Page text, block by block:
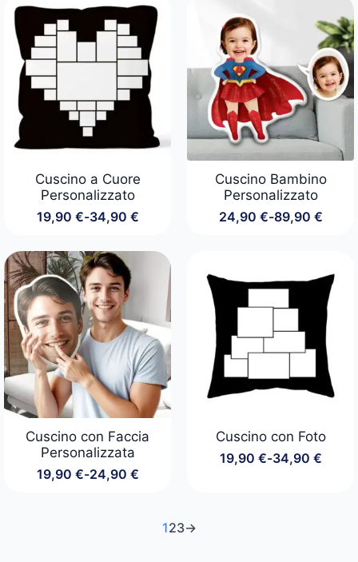
da
19,90 €
a
34,90 €
19,90 €
34,90 €
Cuscino a Cuore
Personalizzato
19,90 €-34,90 €
Fascia
prezzo:
da
19,90 €
a
34,90 €
Cuscino Bambino
Personalizzato
24,90 €-89,90 €
Fascia
24,90 €
89,90 €
Cuscino con Faccia
Personalizzata
19,90 €-24,90 €
Fascia
Cuscino con Foto
19,90 €-34,90 €
Fascia
123→